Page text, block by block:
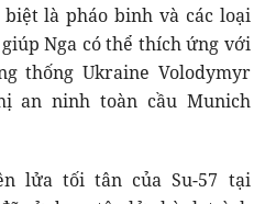
là pháo binh và các loại
Nga có thể thích ứng với
thống Ukraine Volodymyr
an ninh toàn cầu Munich
lửa tối tân của Su-57 tại